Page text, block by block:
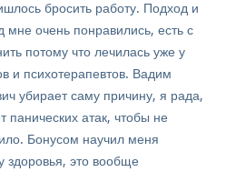
бросить работу. Подход и
мне очень понравились, есть с
потому что лечилась уже у
и психотерапевтов. Вадим
убирает саму причину, я рада,
панических атак, чтобы не
Бонусом научил меня
здоровья, это вообще